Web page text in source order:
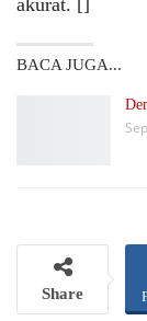
akurat. []
BACA JUGA...
Share